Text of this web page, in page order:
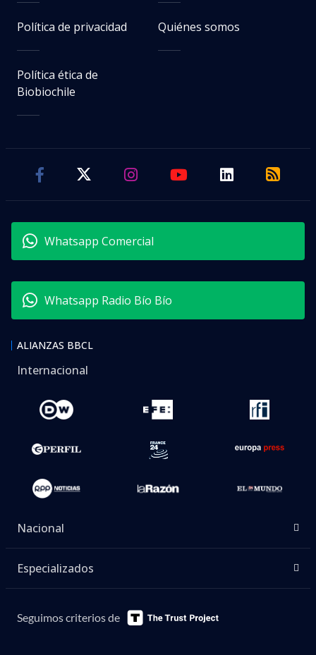
Política de privacidad Quiénes somos
Política ética de
Biobiochile
Whatsapp Comercial
Whatsapp Radio Bío Bío
ALIANZAS BBCL
Internacional
Nacional
Especializados
Seguimos criterios de